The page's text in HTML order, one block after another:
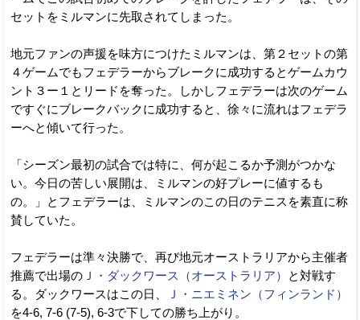
セットをミルマンに先取されてしまった。
地元ファンの声援を味方につけたミルマンは、第２セットの第
４ゲームでもフェデラーからブレークに成功するとゲームカウ
ント３ー１とリードを奪った。しかしフェデラーは次のゲーム
ですぐにブレークバックに成功すると、徐々に流れはフェデラ
ーへと傾いて行った。
「シーズン最初の試合では特に、何が起こるか予測がつかな
い。今日の苦しい展開は、ミルマンの好プレーに値するも
の。」とフェデラーは、ミルマンのこの日のテニスを素直に称
賛していた。
フェデラーは準々決勝で、再び地元オーストラリアから主催者
推薦で出場の Ｊ・ダックワース（オーストラリア）
と対戦す
る。ダックワースはこの日、
Ｊ・ニエミネン（フィンランド）
を4-6, 7-6 (7-5), 6-3で下しての勝ち上がり。